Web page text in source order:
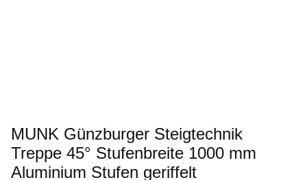
MUNK Günzburger Steigtechnik
Treppe 45° Stufenbreite 1000 mm
Aluminium Stufen geriffelt